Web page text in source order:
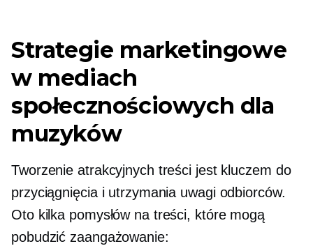
Strategie marketingowe
w mediach
społecznościowych dla
muzyków
Tworzenie atrakcyjnych treści jest kluczem do
przyciągnięcia i utrzymania uwagi odbiorców.
Oto kilka pomysłów na treści, które mogą
pobudzić zaangażowanie: